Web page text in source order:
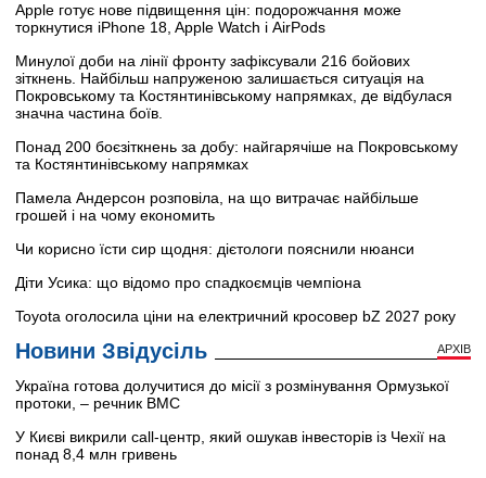
Apple готує нове підвищення цін: подорожчання може
торкнутися iPhone 18, Apple Watch і AirPods
Минулої доби на лінії фронту зафіксували 216 бойових
зіткнень. Найбільш напруженою залишається ситуація на
Покровському та Костянтинівському напрямках, де відбулася
значна частина боїв.
Понад 200 боєзіткнень за добу: найгарячіше на Покровському
та Костянтинівському напрямках
Памела Андерсон розповіла, на що витрачає найбільше
грошей і на чому економить
Чи корисно їсти сир щодня: дієтологи пояснили нюанси
Діти Усика: що відомо про спадкоємців чемпіона
Toyota оголосила ціни на електричний кросовер bZ 2027 року
Новини Звідусіль АРХІВ
Україна готова долучитися до місії з розмінування Ормузької
протоки, – речник ВМС
У Києві викрили call-центр, який ошукав інвесторів із Чехії на
понад 8,4 млн гривень